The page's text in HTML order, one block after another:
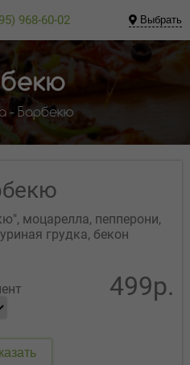
968-60-02 Выбрать
Барбекю
моцарелла, пепперони,
грудка, бекон
499р.